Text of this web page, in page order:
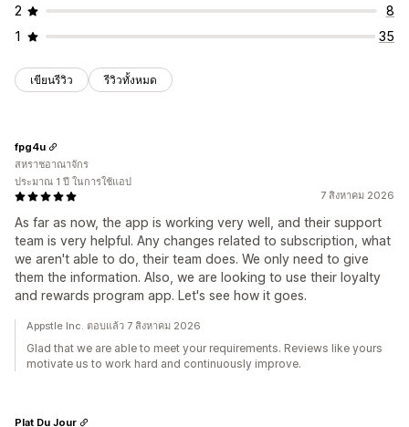
2
8
1
35
เขียนรีวิว รีวิวทั้งหมด
7 สิงหาคม 2026
As far as now, the app is working very well, and their support
team is very helpful. Any changes related to subscription, what
we aren't able to do, their team does. We only need to give
them the information. Also, we are looking to use their loyalty
and rewards program app. Let's see how it goes.
fpg4u
สหราชอาณาจักร
ประมาณ 1 ปี ในการใช้แอป
Appstle Inc. ตอบแล้ว 7 สิงหาคม 2026
Glad that we are able to meet your requirements. Reviews like yours
motivate us to work hard and continuously improve.
Plat Du Jour